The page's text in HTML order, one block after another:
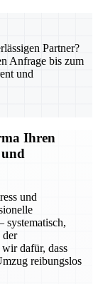
Partner?
Anfrage bis zum
und
Ihren
und
systematisch,
der
dafür, dass
reibungslos